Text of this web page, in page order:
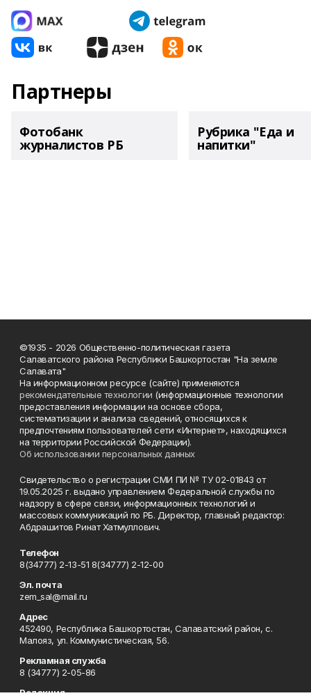
Партнеры
Фотобанк
журналистов РБ
Рубрика "Еда и
напитки"
©1935 - 2026 Общественно-политическая газета
Салаватского района Республики Башкортостан "На земле
Салавата"
На информационном ресурсе (сайте) применяются
рекомендательные технологии (информационные технологии
предоставления информации на основе сбора,
систематизации и анализа сведений, относящихся к
предпочтениям пользователей сети «Интернет», находящихся
на территории Российской Федерации).
Об использовании персональных данных
Свидетельство о регистрации СМИ ПИ № ТУ 02-01843 от
19.05.2025 г. выдано управлением Федеральной службы по
надзору в сфере связи, информационных технологий и
массовых коммуникаций по РБ. Директор, главный редактор:
Абдрашитов Ринат Хатмуллович.
Телефон
8(34777) 2-13-51 8(34777) 2-12-00
Эл. почта
zem_sal@mail.ru
Адрес
452490, Республика Башкортостан, Салаватский район, с.
Малояз, ул. Коммунистическая, 56.
Рекламная служба
8 (34777) 2-05-86
Редакция